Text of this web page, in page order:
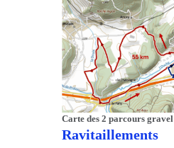
Carte des 2 parcours gravel
Ravitaillements